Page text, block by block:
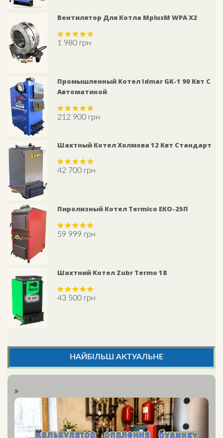
Вентилятор Для Котла MplusM WPA X2
Rated 5.00
out of 5
1 980 грн
Промышленный Котел Idmar GK-1 90 Квт С
Автоматикой
Rated5.00
212 900 грн
Шахтный Котел Холмова 12 Квт Стандарт
Rated5.00
42 700 грн
Пиролизный Котел Termico ЕКО-25П
Rated5.00
59 999 грн
Шахтний Котел Zubr Termo 18
Rated5.00
43 500 грн
НАЙБІЛЬШ АКТУАЛЬНЕ